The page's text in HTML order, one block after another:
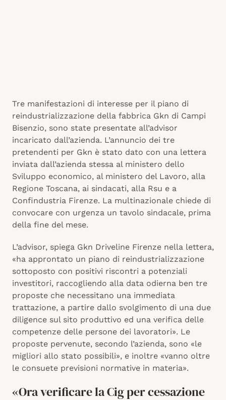
Tre manifestazioni di interesse per il piano di
reindustrializzazione della fabbrica Gkn di Campi
Bisenzio, sono state presentate all’advisor
incaricato dall’azienda. L’annuncio dei tre
pretendenti per Gkn è stato dato con una lettera
inviata dall’azienda stessa al ministero dello
Sviluppo economico, al ministero del Lavoro, alla
Regione Toscana, ai sindacati, alla Rsu e a
Confindustria Firenze. La multinazionale chiede di
convocare con urgenza un tavolo sindacale, prima
della fine del mese.
L’advisor, spiega Gkn Driveline Firenze nella lettera,
«ha approntato un piano di reindustrializzazione
sottoposto con positivi riscontri a potenziali
investitori, raccogliendo alla data odierna ben tre
proposte che necessitano una immediata
trattazione, a partire dallo svolgimento di una due
diligence sul sito produttivo ed una verifica delle
competenze delle persone dei lavoratori». Le
proposte pervenute, secondo l’azienda, sono «le
migliori allo stato possibili», e inoltre «vanno oltre
le consuete previsioni normative in materia».
«Ora verificare la Cig per cessazione